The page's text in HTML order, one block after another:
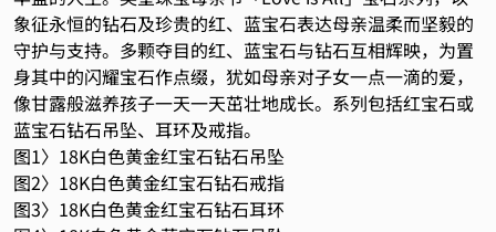
象征永恒的钻石及珍贵的红、蓝宝石表达母亲温柔而坚毅的
守护与支持。多颗夺目的红、蓝宝石与钻石互相辉映，为置
身其中的闪耀宝石作点缀，犹如母亲对子女一点一滴的爱，
像甘露般滋养孩子一天一天茁壮地成长。系列包括红宝石或
蓝宝石钻石吊坠、耳环及戒指。
图1〉18K白色黄金红宝石钻石吊坠
图2〉18K白色黄金红宝石钻石戒指
图3〉18K白色黄金红宝石钻石耳环